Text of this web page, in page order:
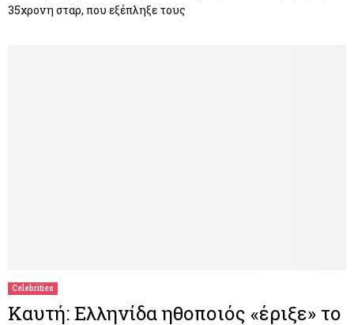
35χρονη σταρ, που εξέπληξε τους
Celebrities
Καυτή: Ελληνίδα ηθοποιός «έριξε» το